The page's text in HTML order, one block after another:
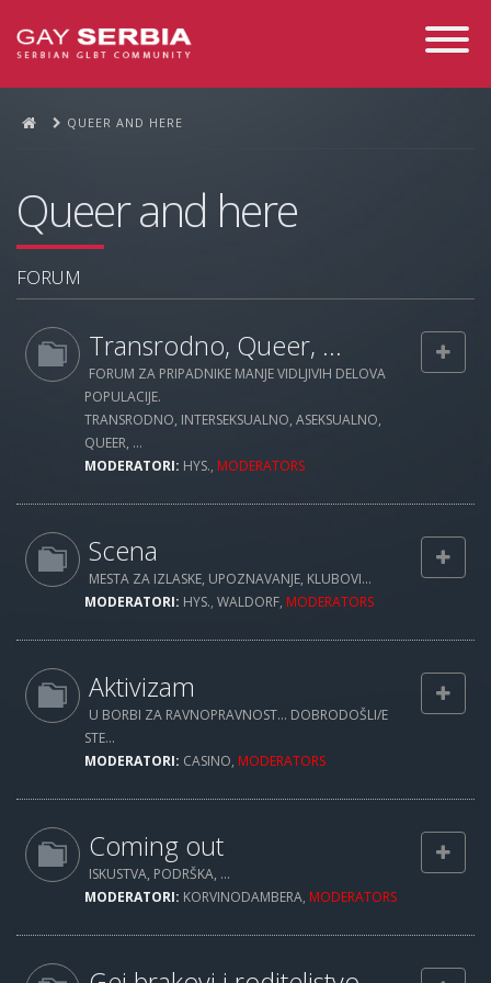
Toggle
QUEER AND HERE
Queer and here
FORUM
Transrodno, Queer, ...
FORUM ZA PRIPADNIKE MANJE VIDLJIVIH DELOVA
POPULACIJE.
TRANSRODNO, INTERSEKSUALNO, ASEKSUALNO,
QUEER, ...
MODERATORI: HYS., MODERATORS
Scena
MESTA ZA IZLASKE, UPOZNAVANJE, KLUBOVI...
MODERATORI: HYS., WALDORF, MODERATORS
Aktivizam
U BORBI ZA RAVNOPRAVNOST... DOBRODOŠLI/E
STE...
MODERATORI: CASINO, MODERATORS
Coming out
ISKUSTVA, PODRŠKA, ...
MODERATORI: KORVINODAMBERA, MODERATORS